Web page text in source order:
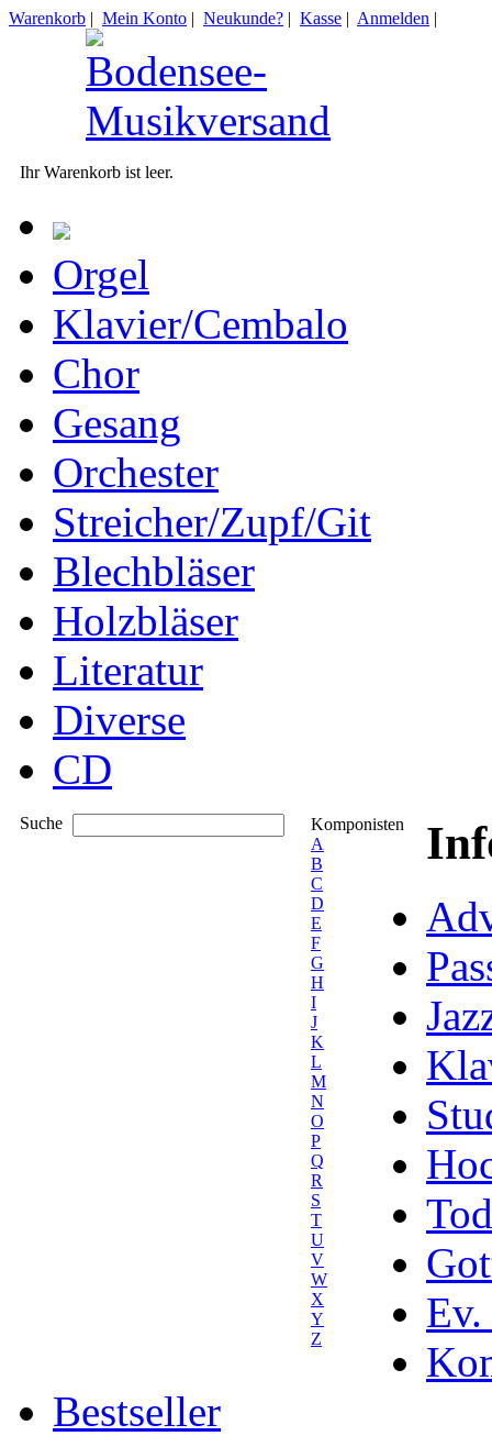
Warenkorb | Mein Konto | Neukunde? | Kasse | Anmelden |
Ihr Warenkorb ist leer.
Orgel
Klavier/Cembalo
Chor
Gesang
Orchester
Streicher/Zupf/Git
Blechbläser
Holzbläser
Literatur
Diverse
CD
Suche
Komponisten
A
B
C
D
E
F
G
H
I
J
K
L
M
N
O
P
Q
R
S
T
U
V
W
X
Y
Z
Ev.
Bestseller